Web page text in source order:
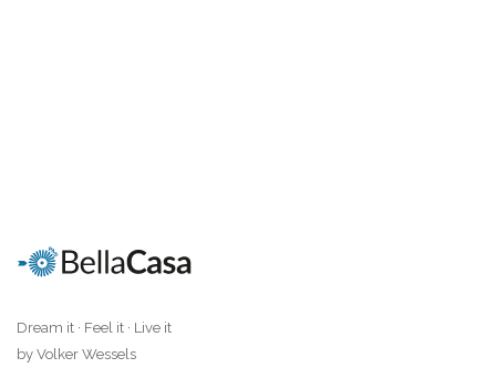
Dream it · Feel it · Live it
by Volker Wessels